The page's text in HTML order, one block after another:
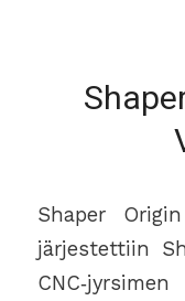
Shaper
järjestettiin